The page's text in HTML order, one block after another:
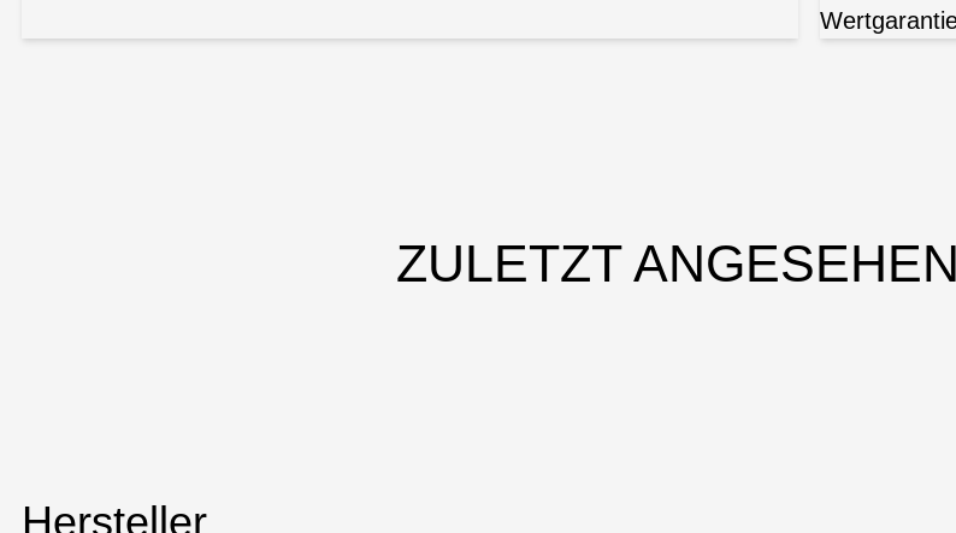
ZULETZT
Hersteller